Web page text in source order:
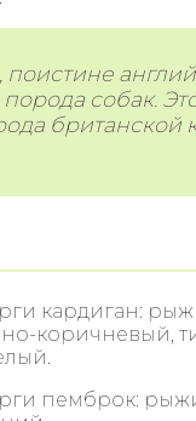
собак.
британской
кардиган:
коричневый,
пемброк: